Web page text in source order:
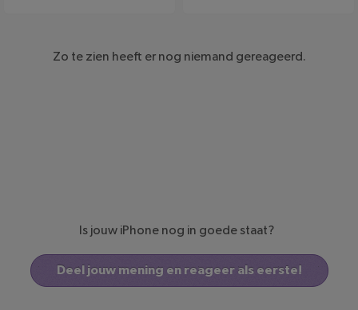
Zo te zien heeft er nog niemand gereageerd.
Is jouw iPhone nog in goede staat?
Deel jouw mening en reageer als eerste!